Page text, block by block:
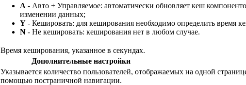
A - Авто + Управляемое: автоматически обновляет кеш
изменении данных;
Y - Кешировать: для кеширования необходимо определить время
N - Не кешировать: кеширования нет в любом случае.
Время кеширования, указанное в секундах.
Дополнительные настройки
Указывается количество пользователей, отображаемых на одной
помощью постраничной навигации.